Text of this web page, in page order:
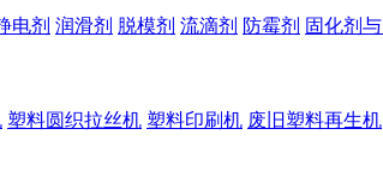
电剂 润滑剂 脱模剂 流滴剂 防霉剂 固化剂
塑料圆织拉丝机 塑料印刷机 废旧塑料再生机